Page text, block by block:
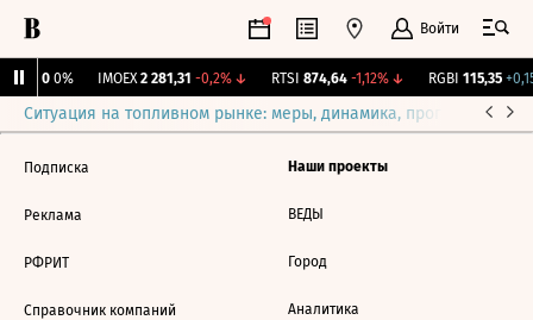
Войти
0 0% IMOEX 2 281,31 -0,2%↓ RTSI 874,64 -1,12%↓ RGBI 115,35
Ситуация на топливном рынке: меры, динамика, прогнозы
Подписка
Реклама
РФРИТ
Справочник компаний
Наши проекты
ВЕДЫ
Город
Аналитика